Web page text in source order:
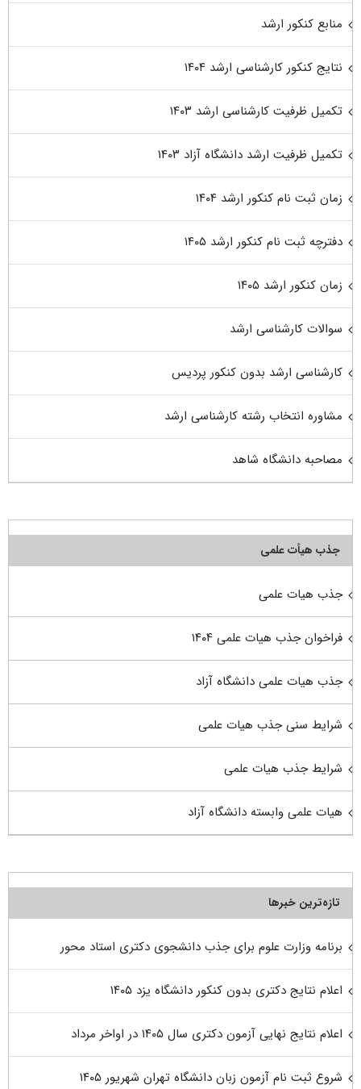
منابع کنکور ارشد
نتایج کنکور کارشناسی ارشد ۱۴۰۴
تکمیل ظرفیت کارشناسی ارشد ۱۴۰۳
تکمیل ظرفیت ارشد دانشگاه آزاد ۱۴۰۳
زمان ثبت نام کنکور ارشد ۱۴۰۴
دفترچه ثبت نام کنکور ارشد ۱۴۰۵
زمان کنکور ارشد ۱۴۰۵
سوالات کارشناسی ارشد
کارشناسی ارشد بدون کنکور پردیس
مشاوره انتخاب رشته کارشناسی ارشد
مصاحبه دانشگاه شاهد
جذب هیأت علمی
جذب هیات علمی
فراخوان جذب هیات علمی ۱۴۰۴
جذب هیات علمی دانشگاه آزاد
شرایط سنی جذب هیات علمی
شرایط جذب هیات علمی
هیات علمی وابسته دانشگاه آزاد
تازه‌ترین خبرها
برنامه وزارت علوم برای جذب دانشجوی دکتری استاد محور
اعلام نتایج دکتری بدون کنکور دانشگاه یزد ۱۴۰۵
اعلام نتایج نهایی آزمون دکتری سال ۱۴۰۵ در اواخر مرداد
شروع ثبت نام آزمون زبان دانشگاه تهران شهریور ۱۴۰۵